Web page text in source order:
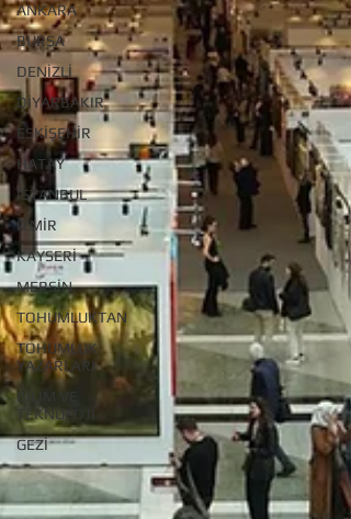
ANKARA
BURSA
DENİZLİ
DİYARBAKIR
ESKİŞEHİR
HATAY
İSTANBUL
İZMİR
KAYSERİ
MERSİN
TOHUMLUKTAN
TOHUMLUK
YAZARLARI
BİLİM VE
TEKNOLOJİ
GEZİ